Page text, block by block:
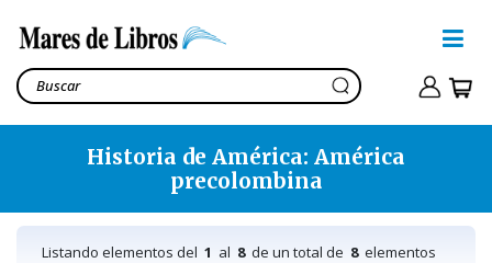
Historia de América: América
precolombina
Listando elementos del 1 al 8de un total de 8elementos